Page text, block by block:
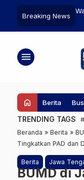
Breaking News
Hiburan Malam di
Pelaku RR
menu
home Berita
TRENDING TAGS
Beranda » Berita »
Tingkatkan PAD dan
Berita Jawa
BUMD di